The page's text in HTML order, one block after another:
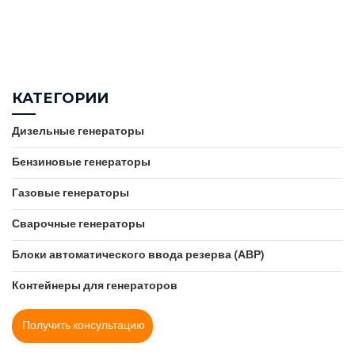
КАТЕГОРИИ
Дизельные генераторы
Бензиновые генераторы
Газовые генераторы
Сварочные генераторы
Блоки автоматического ввода резерва (АВР)
Контейнеры для генераторов
Получить консультацию